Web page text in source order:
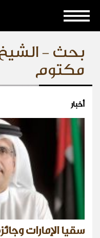
بحث -
مكتوم
أخبار
سقيا الإمارات